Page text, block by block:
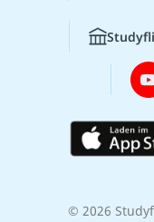
© 2026